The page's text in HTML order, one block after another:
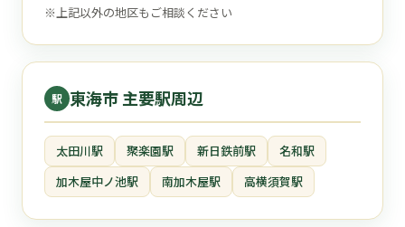
※上記以外の地区もご相談ください
駅 東海市 主要駅周辺
太田川駅 聚楽園駅 新日鉄前駅
名和駅
加木屋中ノ池駅
南加木屋駅 高横須賀駅